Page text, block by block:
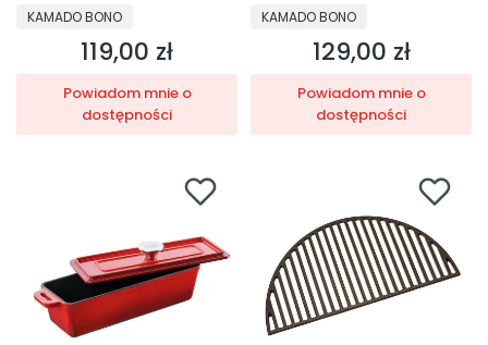
PRODUCENT
KAMADO BONO
Cena
119,00 zł
Powiadom mnie o
dostępności
PRODUCENT
KAMADO BONO
Cena
129,00 zł
Powiadom mnie o
dostępności